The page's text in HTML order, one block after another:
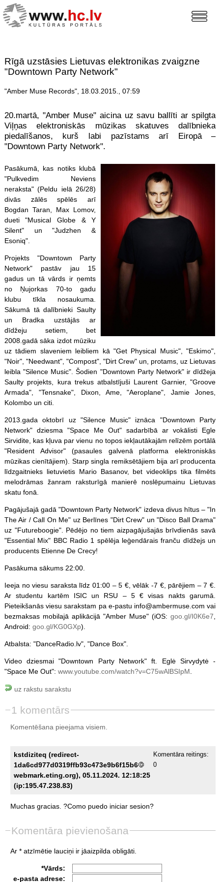
Rīgā uzstāsies Lietuvas elektronikas zvaigzne
"Downtown Party Network"
"Amber Muse Records", 18.03.2015., 07:59
20.martā, "Amber Muse" aicina uz savu ballīti ar spilgta
Viļņas elektroniskās mūzikas skatuves dalībnieka
piedalīšanos, kurš labi pazīstams arī Eiropā –
"Downtown Party Network".
Pasākumā, kas notiks klubā
"Pulkvedim Neviens
neraksta" (Peldu ielā 26/28)
divās zālēs spēlēs arī
Bogdan Taran, Max Lomov,
dueti "Musical Globe & Y
Silent" un "Judzhen &
Esoniq".
Projekts "Downtown Party
Network" pastāv jau 15
gadus un tā vārds ir ņemts
no Ņujorkas 70-to gadu
klubu tīkla nosaukuma.
Sākumā tā dalībnieki Saulty
un Bradka uzstājās ar
dīdžeju setiem, bet
2008.gadā sāka izdot mūziku
uz tādiem slaveniem leibliem kā "Get Physical Music", "Eskimo",
"Noir", "Needwant", "Compost", "Dirt Crew" un, protams, uz Lietuvas
leibla "Silence Music". Šodien "Downtown Party Network" ir dīdžeja
Saulty projekts, kura trekus atbalstījuši Laurent Garnier, "Groove
Armada", "Tensnake", Dixon, Ame, "Aeroplane", Jamie Jones,
Kolombo un citi.
2013.gada oktobrī uz "Silence Music" iznāca "Downtown Party
Network" dziesma "Space Me Out" sadarbībā ar vokālisti Egle
Sirvidite, kas kļuva par vienu no topos iekļautākajām relīzēm portālā
"Resident Advisor" (pasaules galvenā platforma elektroniskās
mūzikas cienītājiem). Starp singla remiksētājiem bija arī producenta
līdzgaitnieks lietuvietis Mario Basanov, bet videoklips tika filmēts
melodrāmas žanram raksturīgā manierē noslēpumainu Lietuvas
skatu fonā.
Pagājušajā gadā "Downtown Party Network" izdeva divus hītus – "In
The Air / Call On Me" uz Berlīnes "Dirt Crew" un "Disco Ball Drama"
uz "Futureboogie". Pēdējo no tiem aizpagājušajās brīvdienās savā
"Essential Mix" BBC Radio 1 spēlēja leģendārais franču dīdžejs un
producents Etienne De Crecy!
Pasākuma sākums 22:00.
Ieeja no viesu saraksta līdz 01:00 – 5 €, vēlāk -7 €, pārējiem – 7 €.
Ar studentu kartēm ISIC un RSU – 5 € visas nakts garumā.
Pieteikšanās viesu sarakstam pa e-pastu info@ambermuse.com vai
bezmaksas mobilajā aplikācijā "Amber Muse" (iOS:goo.gl/I0K6e7
Android: goo.gl/KG0GXp).
Atbalsta: "DanceRadio.lv", "Dance Box".
Video dziesmai "Downtown Party Network" ft. Eglė Sirvydytė -
"Space Me Out": www.youtube.com/watch?v=C75wAlBSIpM
uz rakstu sarakstu
1 komentārs
Komentēšana pieejama visiem.
kstdiziteq (redirect-
1da6cd977d0319ffb93c473e9b6f15b6
webmark.eting.org), 05.11.2024. 12:18:25
(ip:195.47.238.83)
Komentāra reitings:
0
Muchas gracias. ?Como puedo iniciar sesion?
Komentāra pievienošana
Ar * atzīmētie lauciņi ir jāaizpilda obligāti.
*Vārds:
e-pasta adrese: